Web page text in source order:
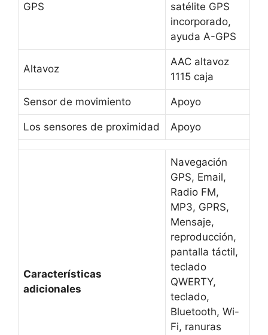
GPS
satélite GPS
incorporado,
ayuda A-GPS
Altavoz
AAC altavoz
1115 caja
Sensor de movimiento Apoyo
Los sensores de proximidad Apoyo
Características
adicionales
Navegación
GPS, Email,
Radio FM,
MP3, GPRS,
Mensaje,
reproducción,
pantalla táctil,
teclado
QWERTY,
teclado,
Bluetooth, Wi-
Fi, ranuras